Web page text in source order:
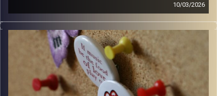
10/03/2026
קלאסיקות רוק עם אורן הוף.
włodi